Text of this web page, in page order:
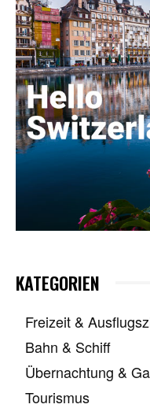
KATEGORIEN
Freizeit &
Bahn & Schiff
Übernachtung &
Tourismus